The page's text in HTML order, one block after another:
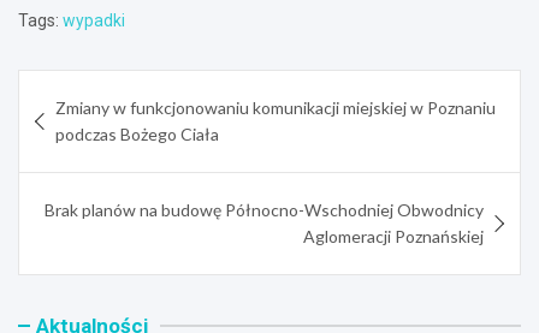
Tags: wypadki
wpisu
Zmiany w funkcjonowaniu komunikacji miejskiej w Poznaniu
podczas Bożego Ciała
Brak planów na budowę Północno-Wschodniej Obwodnicy
Aglomeracji Poznańskiej
Aktualności